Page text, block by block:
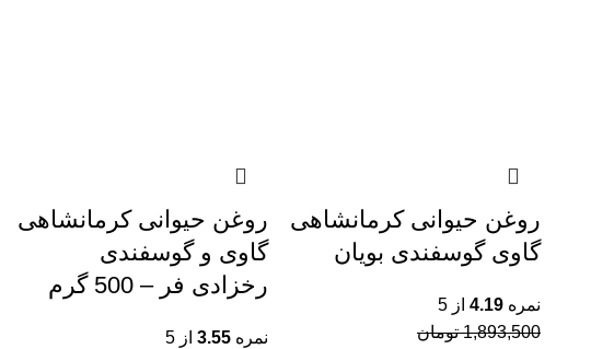
روغن حیوانی کرمانشاهی
گاوی گوسفندی بویان
نمره 4.19 از 5
1,893,500 تومان
روغن حیوانی کرمانشاهی
گاوی و گوسفندی
رخزادی فر – 500 گرم
نمره3.55 از 5